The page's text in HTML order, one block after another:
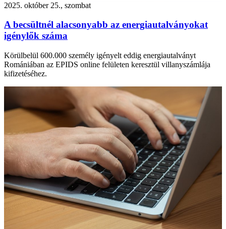
2025. október 25., szombat
A becsültnél alacsonyabb az energiautalványokat
igénylők száma
Körülbelül 600.000 személy igényelt eddig energiautalványt
Romániában az EPIDS online felületen keresztül villanyszámlája
kifizetéséhez.